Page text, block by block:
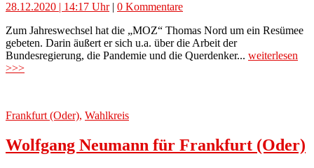
28.12.2020 | 14:17 Uhr| 0 Kommentare
Zum Jahreswechsel hat die „MOZ“ Thomas Nord um ein Resümee
gebeten. Darin äußert er sich u.a. über die Arbeit der
Bundesregierung, die Pandemie und die Querdenker... weiterlesen
>>>
Frankfurt (Oder), Wahlkreis
Wolfgang Neumann für Frankfurt (Oder)